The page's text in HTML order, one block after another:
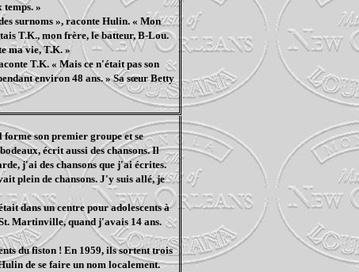
»
surnoms », raconte Hulin. « Mon
T.K., mon frère, le batteur, B-Lou.
ma vie, T.K. »
T.K. « Mais ce n'était pas son
environ 48 ans. » Sa sœur Betty
forme son premier groupe et se
écrit aussi des chansons. Il
j'ai des chansons que j'ai écrites.
plein de chansons. J'y suis allé, je
dans un centre pour adolescents à
Martinville, quand j'avais 14 ans.
du fiston ! En 1959, ils sortent trois
de se faire un nom localement.